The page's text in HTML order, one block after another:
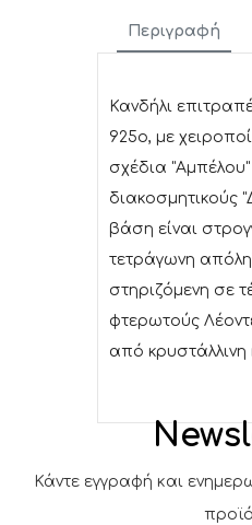
Περιγραφή
Κανδήλι
925ο, με
σχέδια "Αμπέλου"
διακοσμητικούς
βάση είναι
τετράγωνη
στηριζόμενη σε
φτερωτούς
από
Κάντε εγγραφή και